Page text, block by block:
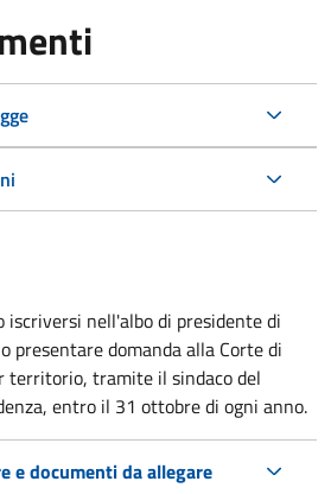
nell'albo di presidente di
presentare domanda alla Corte di
territorio, tramite il sindaco del
entro il 31 ottobre di ogni anno.
e documenti da allegare